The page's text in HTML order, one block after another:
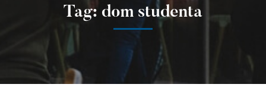
Tag: dom studenta